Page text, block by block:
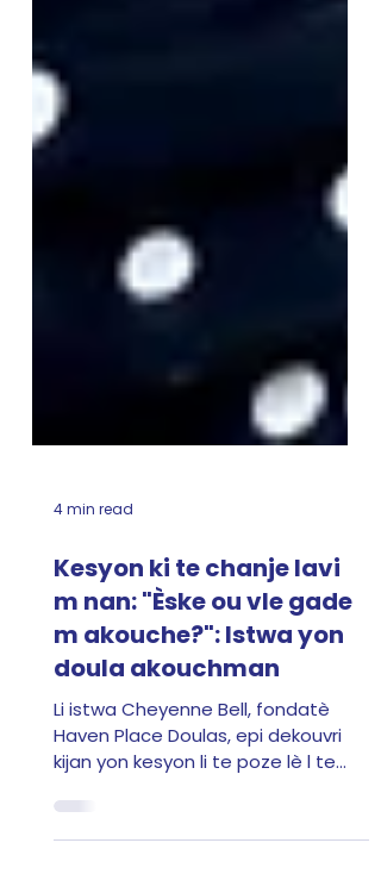
4 min read
Kesyon ki te chanje lavi
m nan: "Èske ou vle gade
m akouche?": Istwa yon
doula akouchman
Haven Place Doulas, epi dekouvri
kijan yon kesyon li te poze lè l te